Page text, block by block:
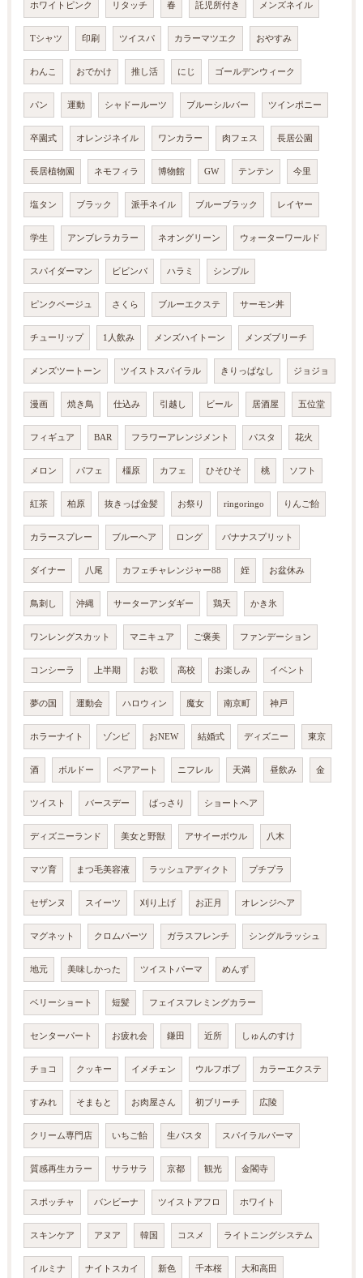
ホワイトピンク リタッチ 春 託児所付き メンズネイル
Tシャツ 印刷 ツイスパ カラーマツエク おやすみ
わんこ おでかけ 推し活 にじ ゴールデンウィーク
パン 運動 シャドールーツ ブルーシルバー ツインポニー
卒園式 オレンジネイル ワンカラー 肉フェス 長居公園
長居植物園 ネモフィラ 博物館 GW テンテン 今里
塩タン ブラック 派手ネイル ブルーブラック レイヤー
学生 アンブレラカラー ネオングリーン ウォーターワールド
スパイダーマン ビビンバ ハラミ シンプル
ピンクベージュ さくら ブルーエクステ サーモン丼
チューリップ 1人飲み メンズハイトーン メンズブリーチ
メンズツートーン ツイストスパイラル きりっぱなし ジョジョ
漫画 焼き鳥 仕込み 引越し ビール 居酒屋 五位堂
フィギュア BAR フラワーアレンジメント パスタ 花火
メロン パフェ 橿原 カフェ ひそひそ 桃 ソフト
紅茶 柏原 抜きっぱ金髪 お祭り ringoringo りんご飴
カラースプレー ブルーヘア ロング バナナスプリット
ダイナー 八尾 カフェチャレンジャー88 姪 お盆休み
鳥刺し 沖縄 サーターアンダギー 鶏天 かき氷
ワンレングスカット マニキュア ご褒美 ファンデーション
コンシーラ 上半期 お歌 高校 お楽しみ イベント
夢の国 運動会 ハロウィン 魔女 南京町 神戸
ホラーナイト ゾンビ おNEW 結婚式 ディズニー 東京
酒 ボルドー ベアアート ニフレル 天満 昼飲み 金
ツイスト バースデー ばっさり ショートヘア
ディズニーランド 美女と野獣 アサイーボウル 八木
マツ育 まつ毛美容液 ラッシュアディクト プチプラ
セザンヌ スイーツ 刈り上げ お正月 オレンジヘア
マグネット クロムパーツ ガラスフレンチ シングルラッシュ
地元 美味しかった ツイストパーマ めんず
ベリーショート 短髪 フェイスフレミングカラー
センターパート お疲れ会 鎌田 近所 しゅんのすけ
チョコ クッキー イメチェン ウルフボブ カラーエクステ
すみれ そまもと お肉屋さん 初ブリーチ 広陵
クリーム専門店 いちご飴 生パスタ スパイラルパーマ
質感再生カラー サラサラ 京都 観光 金閣寺
スポッチャ バンビーナ ツイストアフロ ホワイト
スキンケア アヌア 韓国 コスメ ライトニングシステム
イルミナ ナイトスカイ 新色 千本桜 大和高田